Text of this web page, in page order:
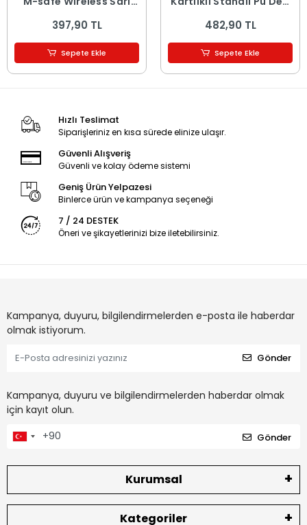
Kapak
397,90 TL
Sepete Ekle
482,90 TL
Sepete Ekle
Hızlı Teslimat
Siparişleriniz en kısa sürede elinize ulaşır.
Güvenli Alışveriş
Güvenli ve kolay ödeme sistemi
Geniş Ürün Yelpazesi
Binlerce ürün ve kampanya seçeneği
7 / 24 DESTEK
Öneri ve şikayetlerinizi bize iletebilirsiniz.
Kampanya, duyuru, bilgilendirmelerden e-posta ile haberdar
olmak istiyorum.
Gönder
Kampanya, duyuru ve bilgilendirmelerden haberdar olmak
için kayıt olun.
Gönder
Kurumsal
Kategoriler